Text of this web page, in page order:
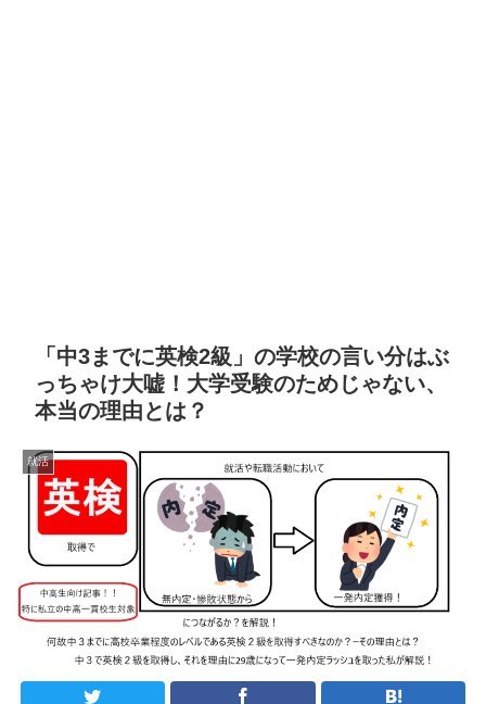
「中3までに英検2級」の学校の言い分はぶ
っちゃけ大嘘！大学受験のためじゃない、
本当の理由とは？
就活